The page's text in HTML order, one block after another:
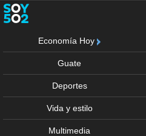
Economía Hoy
Guate
Deportes
Vida y estilo
Multimedia